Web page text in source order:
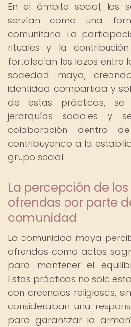
En el ámbito social, los
servían como una
comunitaria. La
rituales y la
fortalecían los lazos entre
sociedad maya,
identidad compartida y
de estas prácticas, se
jerarquías sociales y
colaboración dentro
contribuyendo a la
grupo social.
La percepción de
ofrendas por parte
comunidad
La comunidad maya
ofrendas como actos
para mantener el
Estas prácticas no solo
con creencias religiosas,
consideraban una
para garantizar la